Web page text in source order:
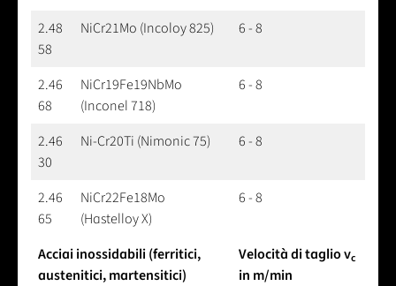
2.48
58
NiCr21Mo (Incoloy 825) 6 - 8
2.46
68
NiCr19Fe19NbMo
(Inconel 718)
6 - 8
2.46
30
Ni-Cr20Ti (Nimonic 75) 6 - 8
2.46
65
NiCr22Fe18Mo
(Hastelloy X)
6 - 8
Acciai inossidabili (ferritici,
austenitici, martensitici)
Velocità di taglio vc
in m/min